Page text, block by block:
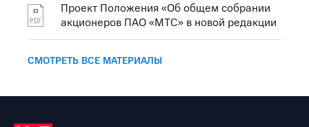
Проект Положения «Об общем собрании
акционеров ПАО «МТС» в новой редакции
СМОТРЕТЬ ВСЕ МАТЕРИАЛЫ